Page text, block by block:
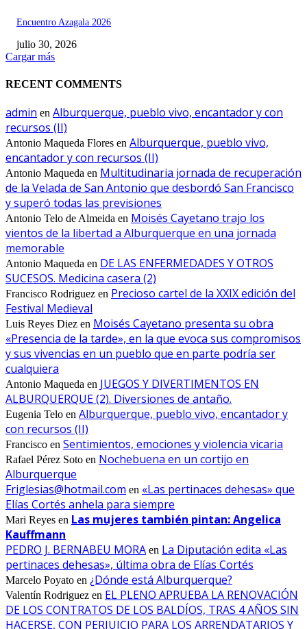
Encuentro Azagala 2026
julio 30, 2026
Cargar más
RECENT COMMENTS
admin en Alburquerque, pueblo vivo, encantador y con
recursos (II)
Antonio Maqueda Flores en Alburquerque, pueblo vivo,
encantador y con recursos (II)
Antonio Maqueda en Multitudinaria jornada de recuperación
de la Velada de San Antonio que desbordó San Francisco
y superó todas las previsiones
Antonio Telo de Almeida en Moisés Cayetano trajo los
vientos de la libertad a Alburquerque en una jornada
memorable
Antonio Maqueda en DE LAS ENFERMEDADES Y OTROS
SUCESOS. Medicina casera (2)
Francisco Rodriguez en Precioso cartel de la XXIX edición del
Festival Medieval
Luis Reyes Diez en Moisés Cayetano presenta su obra
«Presencia de la tarde», en la que evoca sus compromisos
y sus vivencias en un pueblo que en parte podría ser
cualquiera
Antonio Maqueda en JUEGOS Y DIVERTIMENTOS EN
ALBURQUERQUE (2). Diversiones de antaño.
Eugenia Telo en Alburquerque, pueblo vivo, encantador y
con recursos (II)
Francisco en Sentimientos, emociones y violencia vicaria
Rafael Pérez Soto en Nochebuena en un cortijo en
Alburquerque
Friglesias@hotmail.com en «Las pertinaces dehesas» que
Elías Cortés anhela para siempre
Mari Reyes en Las mujeres también pintan: Angelica
Kauffmann
PEDRO J. BERNABEU MORA en La Diputación edita «Las
pertinaces dehesas», última obra de Elías Cortés
Marcelo Poyato en ¿Dónde está Alburquerque?
Valentín Rodriguez en EL PLENO APRUEBA LA RENOVACIÓN
DE LOS CONTRATOS DE LOS BALDÍOS, TRAS 4 AÑOS SIN
HACERSE, CON PERJUICIO PARA LOS ARRENDATARIOS Y